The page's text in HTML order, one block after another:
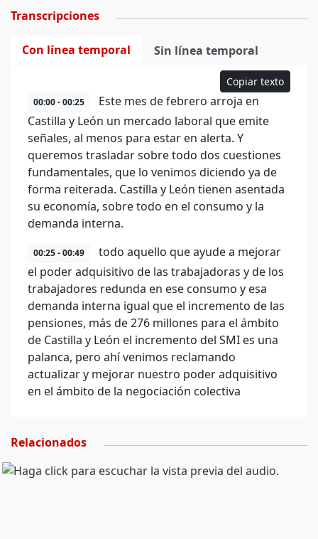
Transcripciones
Con línea temporal Sin línea temporal
Copiar texto
00:00 - 00:25
Este mes de febrero arroja en
Castilla y León un mercado laboral que emite
señales, al menos para estar en alerta. Y
queremos trasladar sobre todo dos cuestiones
fundamentales, que lo venimos diciendo ya de
forma reiterada. Castilla y León tienen asentada
su economía, sobre todo en el consumo y la
demanda interna.
00:25 - 00:49
todo aquello que ayude a mejorar
el poder adquisitivo de las trabajadoras y de los
trabajadores redunda en ese consumo y esa
demanda interna igual que el incremento de las
pensiones, más de 276 millones para el ámbito
de Castilla y León el incremento del SMI es una
palanca, pero ahí venimos reclamando
actualizar y mejorar nuestro poder adquisitivo
en el ámbito de la negociación colectiva
Relacionados